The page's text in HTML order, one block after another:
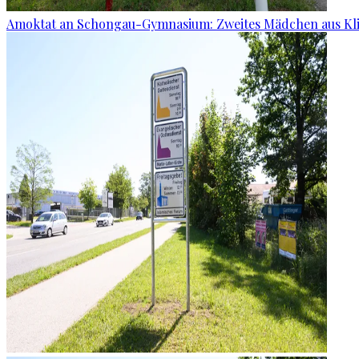
Amoktat an Schongau-Gymnasium: Zweites Mädchen aus